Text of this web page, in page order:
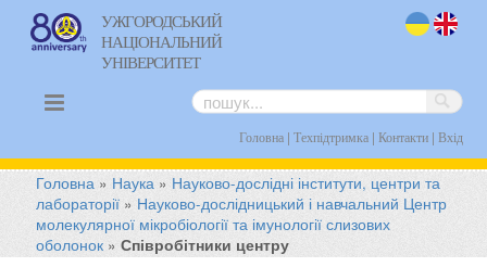
УЖГОРОДСЬКИЙ
НАЦІОНАЛЬНИЙ
УНІВЕРСИТЕТ
Головна| Техпідтримка| Контакти| Вхід
Головна » Наука » Науково-дослідні інститути, центри та
лабораторії » Науково-дослідницький і навчальний Центр
молекулярної мікробіології та імунології слизових
оболонок »Співробітники центру